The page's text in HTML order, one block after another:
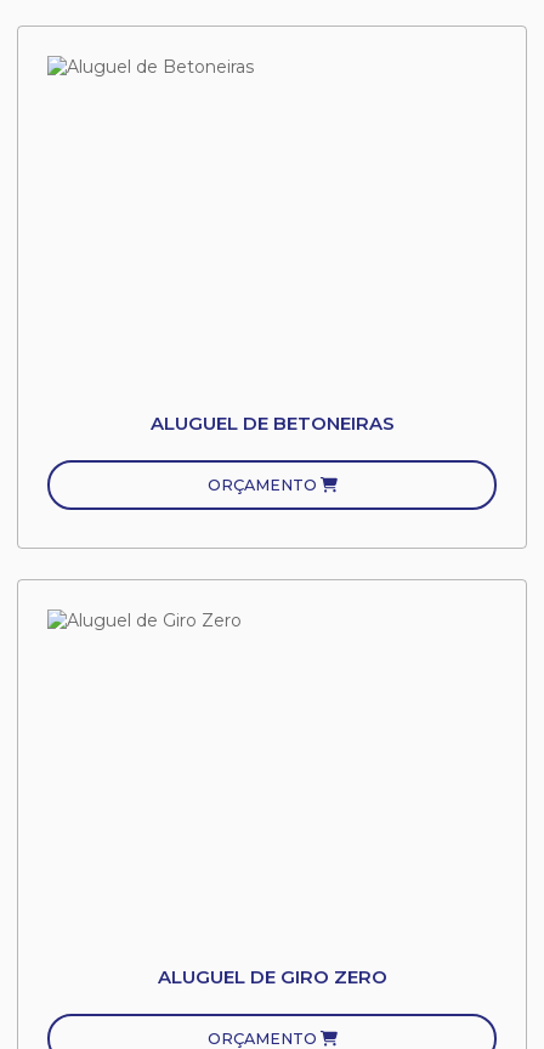
ALUGUEL DE BETONEIRAS
ORÇAMENTO
ALUGUEL DE GIRO ZERO
ORÇAMENTO